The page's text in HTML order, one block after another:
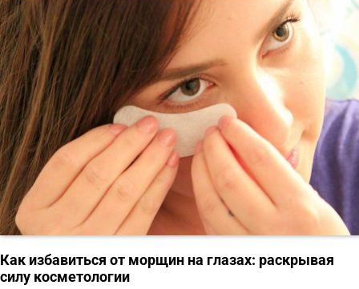
Как избавиться от морщин на глазах: раскрывая
силу косметологии